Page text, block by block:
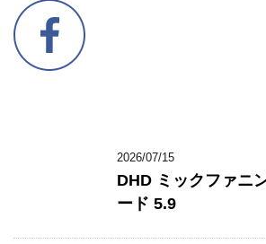
2026/07/15
DHD ミックファニ
ード 5.9